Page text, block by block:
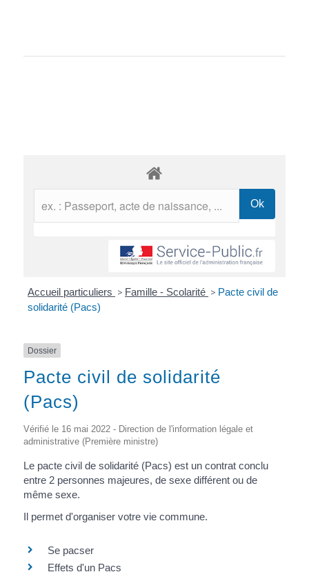
Accueil particuliers > Famille - Scolarité > Pacte civil de
solidarité (Pacs)
Dossier
Pacte civil de solidarité
(Pacs)
Vérifié le 16 mai 2022 - Direction de l'information légale et
administrative (Première ministre)
Le pacte civil de solidarité (Pacs) est un contrat conclu
entre 2 personnes majeures, de sexe différent ou de
même sexe.
Il permet d'organiser votre vie commune.
Se pacser
Effets d'un Pacs